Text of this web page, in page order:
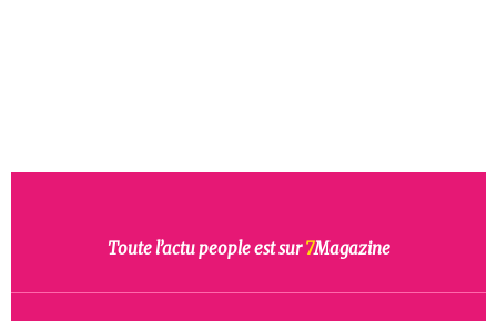
Toute l’actu people est sur7Magazine